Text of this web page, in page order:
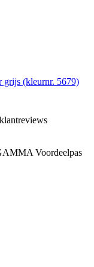
(kleurnr. 5679)
Voordeelpas